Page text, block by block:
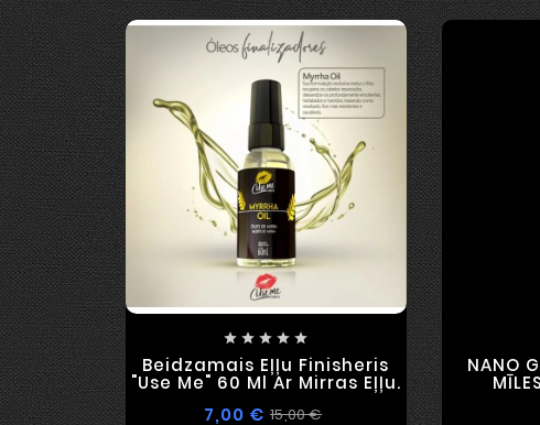
    
Beidzamais Eļļu Finisheris
"Use Me" 60 Ml Ar Mirras Eļļu.
7,00 € 15,00 €
NANO